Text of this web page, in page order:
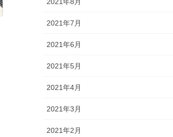
2021年7月
2021年6月
2021年5月
2021年4月
2021年3月
2021年2月